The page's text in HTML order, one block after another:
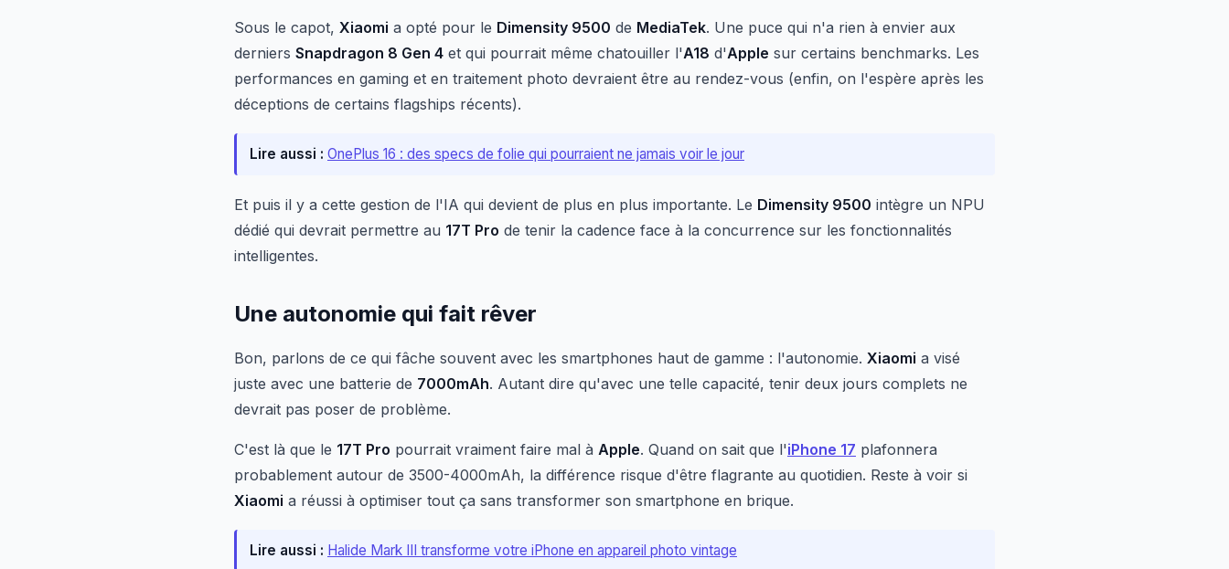
Sous le capot, Xiaomi a opté pour le Dimensity 9500 de MediaTek. Une puce qui n'a rien à envier aux
derniers Snapdragon 8 Gen 4 et qui pourrait même chatouiller l'A18 d'Apple sur certains benchmarks. Les
performances en gaming et en traitement photo devraient être au rendez-vous (enfin, on l'espère après les
déceptions de certains flagships récents).
Lire aussi : OnePlus 16 : des specs de folie qui pourraient ne jamais voir le jour
Et puis il y a cette gestion de l'IA qui devient de plus en plus importante. Le Dimensity 9500 intègre un NPU
dédié qui devrait permettre au 17T Pro de tenir la cadence face à la concurrence sur les fonctionnalités
intelligentes.
Une autonomie qui fait rêver
Bon, parlons de ce qui fâche souvent avec les smartphones haut de gamme : l'autonomie. Xiaomi a visé
juste avec une batterie de 7000mAh. Autant dire qu'avec une telle capacité, tenir deux jours complets ne
devrait pas poser de problème.
C'est là que le 17T Pro pourrait vraiment faire mal à Apple. Quand on sait que l'iPhone 17 plafonnera
probablement autour de 3500-4000mAh, la différence risque d'être flagrante au quotidien. Reste à voir si
Xiaomi a réussi à optimiser tout ça sans transformer son smartphone en brique.
Lire aussi : Halide Mark III transforme votre iPhone en appareil photo vintage